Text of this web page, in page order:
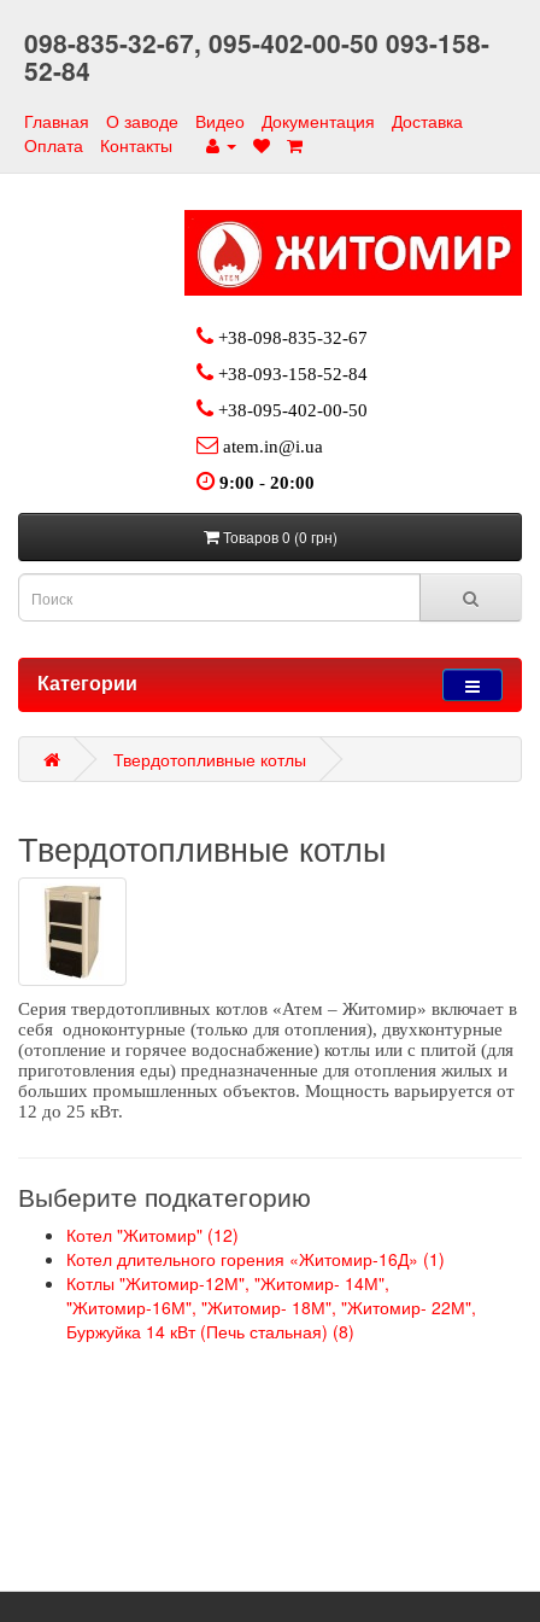
098-835-32-67, 095-402-00-50 093-158-
52-84
Главная О заводе Видео Документация
Доставка
Оплата
Контакты
+38-098-835-32-67
+38-093-158-52-84
+38-095-402-00-50
atem.in@i.ua
9:00 - 20:00
Товаров 0 (0 грн)
Категории
Твердотопливные котлы
Твердотопливные котлы
Серия твердотопливных котлов «Атем – Житомир» включает в
себя одноконтурные (только для отопления), двухконтурные
(отопление и горячее водоснабжение) котлы или с плитой (для
приготовления еды) предназначенные для отопления жилых и
больших промышленных объектов. Мощность варьируется от
12 до 25 кВт.
Выберите подкатегорию
Котел "Житомир" (12)
Котел длительного горения «Житомир-16Д» (1)
Котлы "Житомир-12М", "Житомир- 14М",
"Житомир-16М", "Житомир- 18М", "Житомир- 22М",
Буржуйка 14 кВт (Печь стальная) (8)